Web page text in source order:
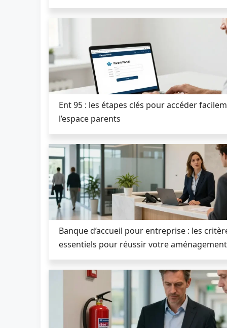
Ent 95 : les étapes clés pour accéder
l’espace parents
Banque d’accueil pour entreprise : les
essentiels pour réussir votre aménagement